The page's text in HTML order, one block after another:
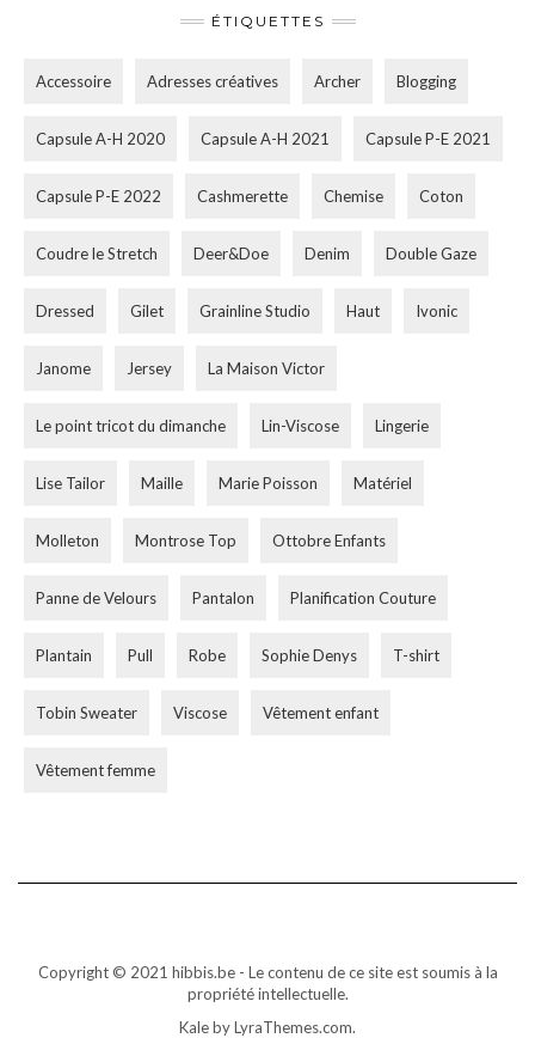
ÉTIQUETTES
Accessoire Adresses créatives Archer Blogging
Capsule A-H 2020 Capsule A-H 2021 Capsule P-E 2021
Capsule P-E 2022 Cashmerette Chemise Coton
Coudre le Stretch Deer&Doe Denim Double Gaze
Dressed Gilet Grainline Studio Haut Ivonic
Janome Jersey La Maison Victor
Le point tricot du dimanche Lin-Viscose Lingerie
Lise Tailor Maille Marie Poisson Matériel
Molleton Montrose Top Ottobre Enfants
Panne de Velours Pantalon Planification Couture
Plantain Pull Robe Sophie Denys T-shirt
Tobin Sweater Viscose Vêtement enfant
Vêtement femme
Copyright © 2021 hibbis.be - Le contenu de ce site est soumis à la
propriété intellectuelle.
Kaleby LyraThemes.com.